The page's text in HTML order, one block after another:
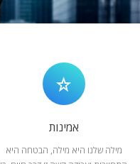
המלצות
צור קשר
אמינות
מילה שלנו היא מילה, הבטחה היא